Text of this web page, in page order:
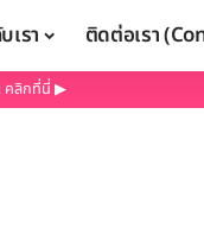
เรา ติดต่อเรา
คลิกที่นี่ ▶